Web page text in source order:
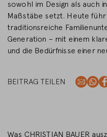
sowohl im Design als auch
Maßstäbe setzt. Heute
traditionsreiche
Generation – mit einem
und die Bedürfnisse einer
BEITRAG TEILEN
Was CHRISTIAN BAUER